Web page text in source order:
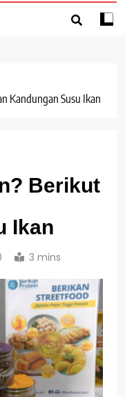
Kandungan Susu Ikan
Berikut
Ikan
3 mins